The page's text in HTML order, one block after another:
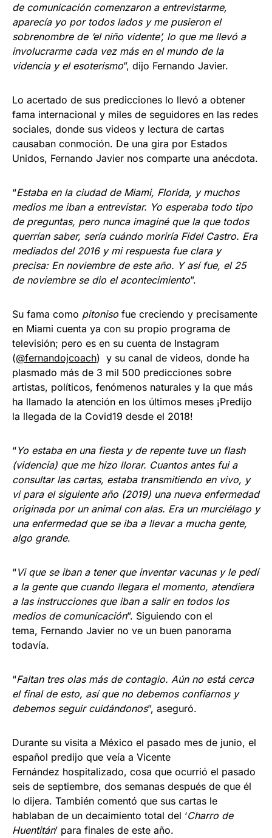
de comunicación comenzaron a entrevistarme,
aparecía yo por todos lados y me pusieron el
sobrenombre de ‘el niño vidente’, lo que me llevó a
involucrarme cada vez más en el mundo de la
videncia y el esoterismo”, dijo Fernando Javier.
Lo acertado de sus predicciones lo llevó a obtener
fama internacional y miles de seguidores en las redes
sociales, donde sus videos y lectura de cartas
causaban conmoción. De una gira por Estados
Unidos, Fernando Javier nos comparte una anécdota.
“Estaba en la ciudad de Miami, Florida, y muchos
medios me iban a entrevistar. Yo esperaba todo tipo
de preguntas, pero nunca imaginé que la que todos
querrían saber, sería cuándo moriría Fidel Castro. Era
mediados del 2016 y mi respuesta fue clara y
precisa: En noviembre de este año. Y así fue, el 25
de noviembre se dio el acontecimiento”.
Su fama como pitoniso fue creciendo y precisamente
en Miami cuenta ya con su propio programa de
televisión; pero es en su cuenta de Instagram
(@fernandojcoach) y su canal de videos, donde ha
plasmado más de 3 mil 500 predicciones sobre
artistas, políticos, fenómenos naturales y la que más
ha llamado la atención en los últimos meses ¡Predijo
la llegada de la Covid19 desde el 2018!
“Yo estaba en una fiesta y de repente tuve un flash
(videncia) que me hizo llorar. Cuantos antes fui a
consultar las cartas, estaba transmitiendo en vivo, y
vi para el siguiente año (2019) una nueva enfermedad
originada por un animal con alas. Era un murciélago y
una enfermedad que se iba a llevar a mucha gente,
algo grande.
“Vi que se iban a tener que inventar vacunas y le pedí
a la gente que cuando llegara el momento, atendiera
a las instrucciones que iban a salir en todos los
medios de comunicación”. Siguiendo con el
tema, Fernando Javier no ve un buen panorama
todavía.
“Faltan tres olas más de contagio. Aún no está cerca
el final de esto, así que no debemos confiarnos y
debemos seguir cuidándonos”, aseguró.
Durante su visita a México el pasado mes de junio, el
español predijo que veía a Vicente
Fernández hospitalizado, cosa que ocurrió el pasado
seis de septiembre, dos semanas después de que él
lo dijera. También comentó que sus cartas le
hablaban de un decaimiento total del ‘Charro de
Huentitán’ para finales de este año.